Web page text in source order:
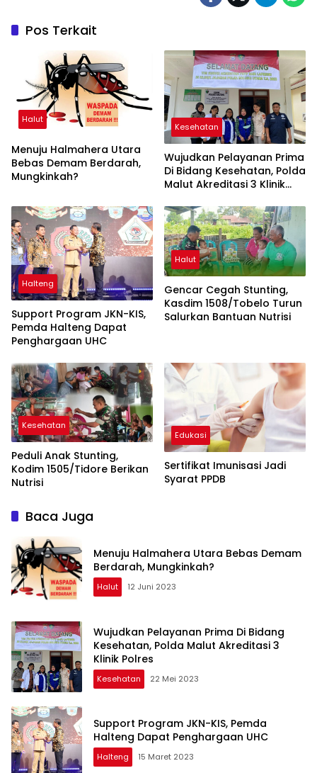
Pos Terkait
Halut
Menuju Halmahera Utara
Bebas Demam Berdarah,
Mungkinkah?
Kesehatan
Wujudkan Pelayanan Prima
Di Bidang Kesehatan, Polda
Malut Akreditasi 3 Klinik
Halteng
Support Program JKN-KIS,
Pemda Halteng Dapat
Penghargaan UHC
Halut
Gencar Cegah Stunting,
Kasdim 1508/Tobelo Turun
Salurkan Bantuan Nutrisi
Kesehatan
Peduli Anak Stunting,
Kodim 1505/Tidore Berikan
Nutrisi
Edukasi
Sertifikat Imunisasi Jadi
Syarat PPDB
Baca Juga
Menuju Halmahera Utara Bebas Demam
Berdarah, Mungkinkah?
Halut 12 Juni 2023
Wujudkan Pelayanan Prima Di Bidang
Kesehatan, Polda Malut Akreditasi 3
Klinik Polres
Kesehatan 22 Mei 2023
Support Program JKN-KIS, Pemda
Halteng Dapat Penghargaan UHC
Halteng 15 Maret 2023